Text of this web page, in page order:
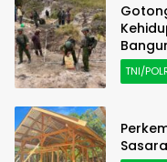
TNI/